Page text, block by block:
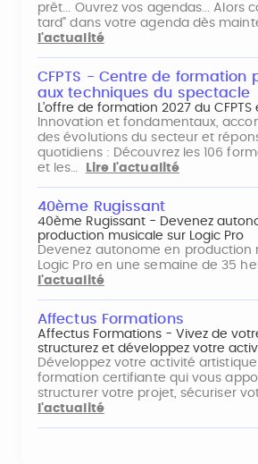
prêt... Ouvrez vos agendas... Alors
tard" dans votre agenda dès
l'actualité
CFPTS - Centre de formation
aux techniques du spectacle
L’offre de formation 2027 du
Innovation et fondamentaux,
des évolutions du secteur et
quotidiens : Découvrez les 106
et les…
Lire l'actualité
40ème Rugissant
40ème Rugissant - Devenez
production musicale sur Logic Pro
Devenez autonome en production
Logic Pro en une semaine de 35
l'actualité
Affectus Formations
Affectus Formations - Vivez de
structurez et développez votre
Développez votre activité
formation certifiante qui vous
structurer votre projet, sécuriser
l'actualité